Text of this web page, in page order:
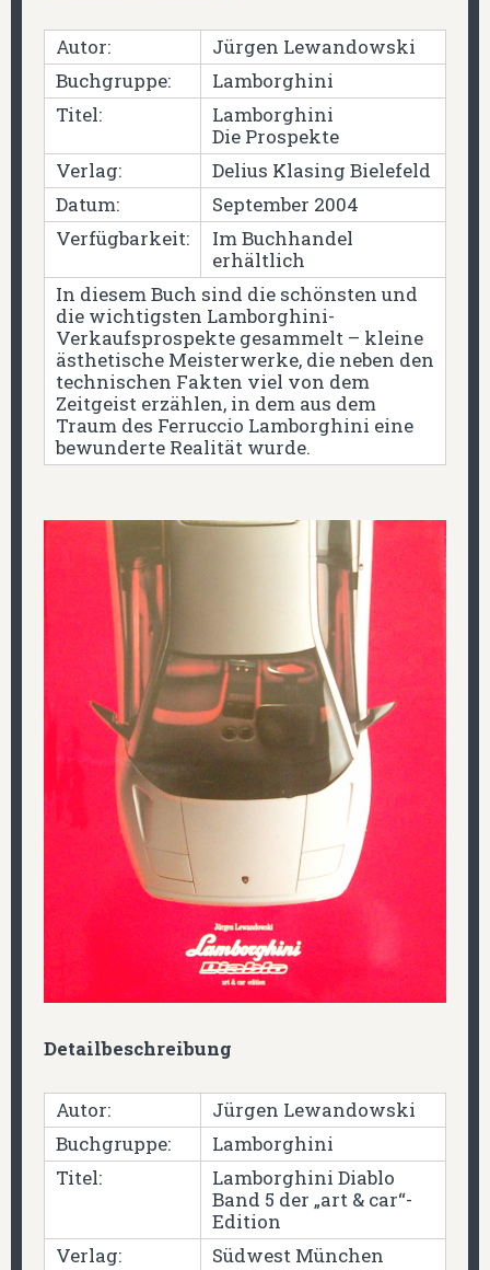
Autor:
Jürgen Lewandowski
Buchgruppe:
Lamborghini
Titel:
Lamborghini
Die Prospekte
Verlag:
Delius Klasing Bielefeld
Datum:
September 2004
Verfügbarkeit:
Im Buchhandel
erhältlich
In diesem Buch sind die schönsten und
die wichtigsten Lamborghini-
Verkaufsprospekte gesammelt – kleine
ästhetische Meisterwerke, die neben den
technischen Fakten viel von dem
Zeitgeist erzählen, in dem aus dem
Traum des Ferruccio Lamborghini eine
bewunderte Realität wurde.
Detailbeschreibung
Autor:
Jürgen Lewandowski
Buchgruppe:
Lamborghini
Titel:
Lamborghini Diablo
Band 5 der „art & car“-
Edition
Verlag:
Südwest München